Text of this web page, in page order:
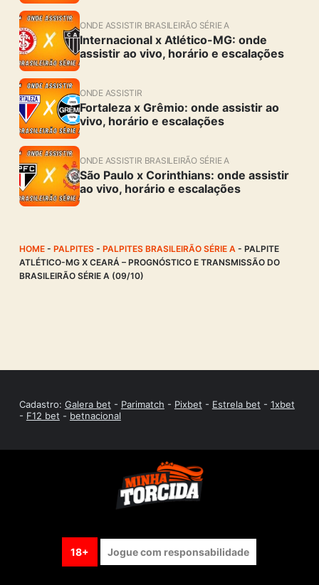
ONDE ASSISTIR BRASILEIRÃO SÉRIE A
Internacional x Atlético-MG: onde
assistir ao vivo, horário e escalações
ONDE ASSISTIR
Fortaleza x Grêmio: onde assistir ao
vivo, horário e escalações
ONDE ASSISTIR BRASILEIRÃO SÉRIE A
São Paulo x Corinthians: onde assistir
ao vivo, horário e escalações
HOME- PALPITES- PALPITES BRASILEIRÃO SÉRIE A - PALPITE
ATLÉTICO-MG X CEARÁ – PROGNÓSTICO E TRANSMISSÃO DO
BRASILEIRÃO SÉRIE A (09/10)
Cadastro: Galera bet - Parimatch - Pixbet - Estrela bet - 1xbet
- F12 bet - betnacional
18+ Jogue com responsabilidade